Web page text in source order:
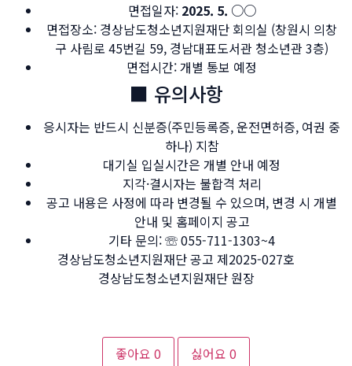
면접일자: 2025. 5. ○○
면접장소: 경상남도청소년지원재단 회의실 (창원시 의창
구 사림로 45번길 59, 경남대표도서관 청소년관 3층)
면접시간: 개별 통보 예정
■ 유의사항
응시자는 반드시 신분증(주민등록증, 운전면허증, 여권 중
하나) 지참
대기실 입실시간은 개별 안내 예정
지각·결시자는 불합격 처리
공고 내용은 사정에 따라 변경될 수 있으며, 변경 시 개별
안내 및 홈페이지 공고
기타 문의: ☏ 055-711-1303~4
경상남도청소년지원재단 공고 제2025-027호
경상남도청소년지원재단 원장
좋아요 0 싫어요 0